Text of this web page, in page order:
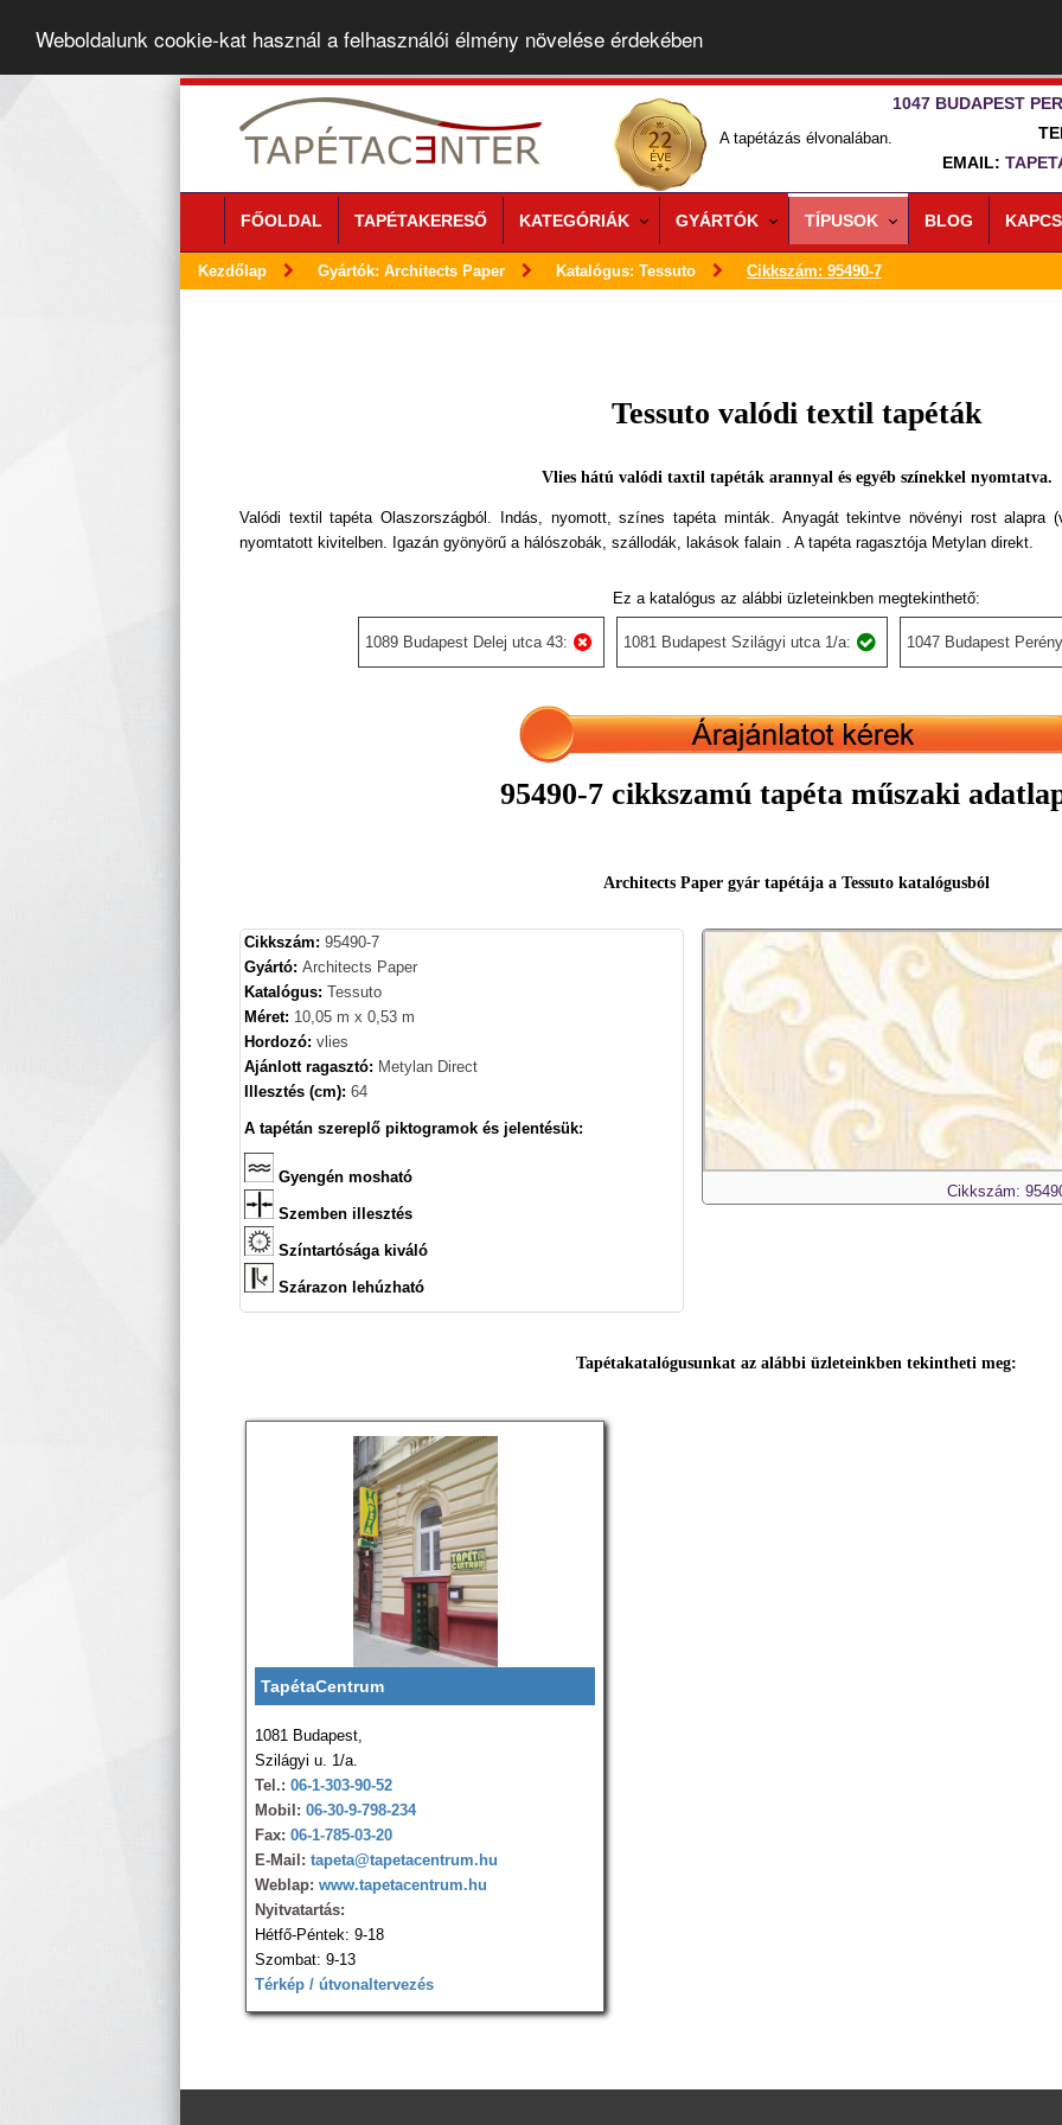
Weboldalunk cookie-kat használ a felhasználói élmény növelése érdekében
A tapétázás élvonalában.
1047 BUDAPEST
EMAIL:
FŐOLDAL TAPÉTAKERESŐ KATEGÓRIÁK GYÁRTÓK TÍPUSOK BLOG
Kezdőlap Gyártók: Architects Paper Katalógus: Tessuto Cikkszám: 95490-7
Tessuto valódi textil tapéták
Vlies hátú valódi taxtil tapéták arannyal és egyéb színekkel nyomtatva.
Valódi textil tapéta Olaszországból. Indás, nyomott, színes tapéta minták. Anyagát tekintve növényi rost alapra
nyomtatott kivitelben. Igazán gyönyörű a hálószobák, szállodák, lakások falain . A tapéta ragasztója Metylan direkt.
Ez a katalógus az alábbi üzleteinkben megtekinthető:
1089 Budapest Delej utca 43: 1081 Budapest Szilágyi utca 1/a: 1047 Budapest
95490-7 cikkszamú tapéta műszaki
Architects Paper gyár tapétája a Tessuto katalógusból
Cikkszám: 95490-7
Gyártó: Architects Paper
Katalógus: Tessuto
Méret: 10,05 m x 0,53 m
Hordozó: vlies
Ajánlott ragasztó: Metylan Direct
Illesztés (cm): 64
A tapétán szereplő piktogramok és jelentésük:
Gyengén mosható
Szemben illesztés
Színtartósága kiváló
Szárazon lehúzható
Cikkszám:
Tapétakatalógusunkat az alábbi üzleteinkben tekintheti meg:
TapétaCentrum
1081 Budapest,
Szilágyi u. 1/a.
Tel.: 06-1-303-90-52
Mobil: 06-30-9-798-234
Fax: 06-1-785-03-20
E-Mail: tapeta@tapetacentrum.hu
Weblap: www.tapetacentrum.hu
Nyitvatartás:
Hétfő-Péntek: 9-18
Szombat: 9-13
Térkép / útvonaltervezés